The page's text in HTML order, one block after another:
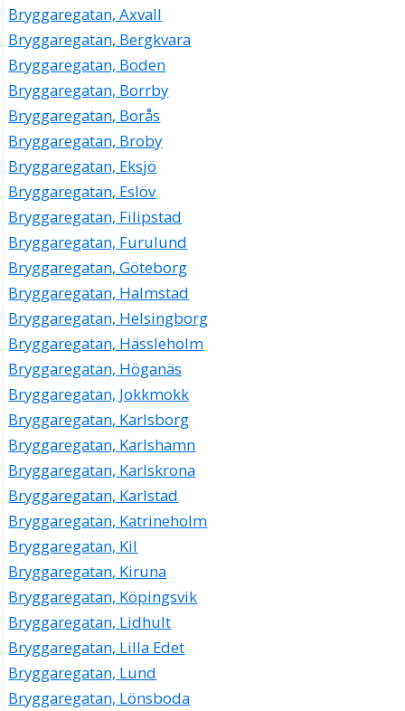
Bryggaregatan, Axvall
Bryggaregatan, Bergkvara
Bryggaregatan, Boden
Bryggaregatan, Borrby
Bryggaregatan, Borås
Bryggaregatan, Broby
Bryggaregatan, Eksjö
Bryggaregatan, Eslöv
Bryggaregatan, Filipstad
Bryggaregatan, Furulund
Bryggaregatan, Göteborg
Bryggaregatan, Halmstad
Bryggaregatan, Helsingborg
Bryggaregatan, Hässleholm
Bryggaregatan, Höganäs
Bryggaregatan, Jokkmokk
Bryggaregatan, Karlsborg
Bryggaregatan, Karlshamn
Bryggaregatan, Karlskrona
Bryggaregatan, Karlstad
Bryggaregatan, Katrineholm
Bryggaregatan, Kil
Bryggaregatan, Kiruna
Bryggaregatan, Köpingsvik
Bryggaregatan, Lidhult
Bryggaregatan, Lilla Edet
Bryggaregatan, Lund
Bryggaregatan, Lönsboda